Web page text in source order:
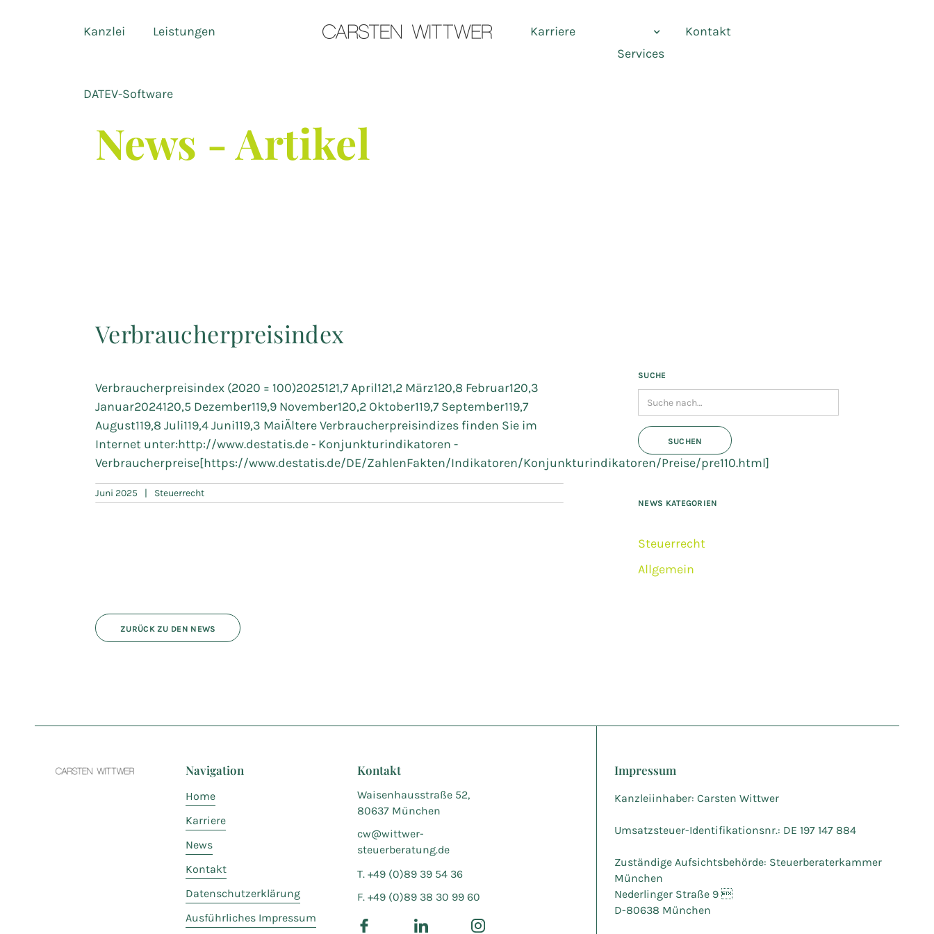
Kanzlei Leistungen
DATEV-Software
Karriere
Services
Kontakt
News - Artikel
Verbraucherpreisindex
Verbraucherpreisindex (2020 = 100)2025121,7 April121,2 März120,8 Februar120,3
Januar2024120,5 Dezember119,9 November120,2 Oktober119,7 September119,7
August119,8 Juli119,4 Juni119,3 MaiÄltere Verbraucherpreisindizes finden Sie im
Internet unter:http://www.destatis.de - Konjunkturindikatoren -
Verbraucherpreise[https://www.destatis.de/DE/ZahlenFakten/Indikatoren/Konjunkturindikatoren/Preise/pre110.html]
Juni 2025 | Steuerrecht
SUCHE
NEWS KATEGORIEN
Steuerrecht
Allgemein
ZURÜCK ZU DEN NEWS
Navigation
Home
Karriere
News
Kontakt
Datenschutzerklärung
Ausführliches Impressum
Kontakt
Waisenhausstraße 52,
80637 München
cw@wittwer-
steuerberatung.de
T. +49 (0)89 39 54 36
F. +49 (0)89 38 30 99 60
Impressum
Kanzleiinhaber: Carsten Wittwer
Umsatzsteuer-Identifikationsnr.: DE 197 147 884
Zuständige Aufsichtsbehörde: Steuerberaterkammer
München
Nederlinger Straße 9 
D-80638 München